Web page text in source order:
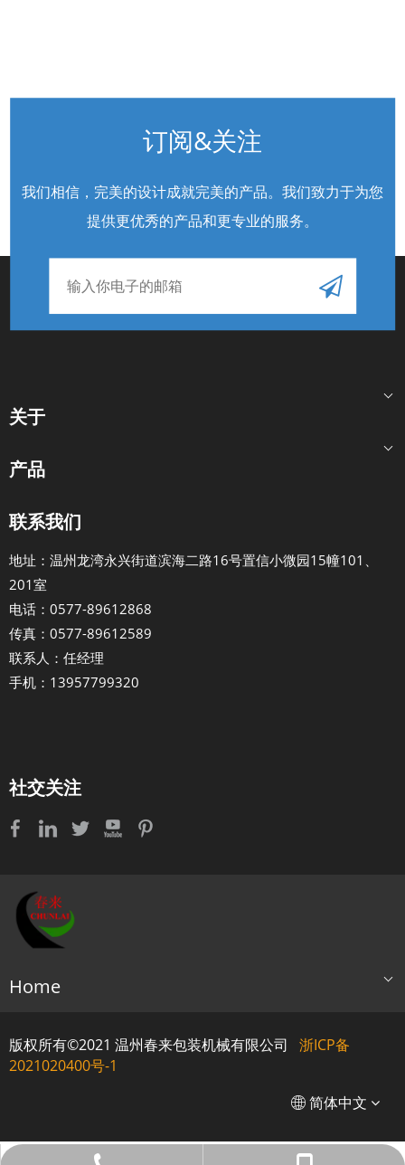
订阅&关注
我们相信，完美的设计成就完美的产品。我们致力于为您
提供更优秀的产品和更专业的服务。
关于
产品
联系我们
地址：温州龙湾永兴街道滨海二路16号置信小微园15幢101、
201室
电话：0577-89612868
传真：0577-89612589
联系人：任经理
手机：13957799320
社交关注
Home
版权所有©2021 温州春来包装机械有限公司
浙ICP备
2021020400号-1
简体中文
English